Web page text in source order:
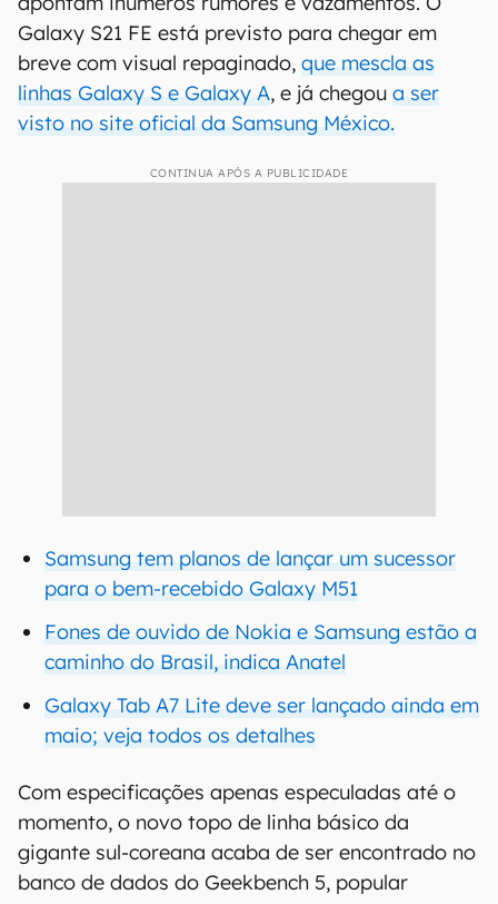
Galaxy S21 FE está previsto para chegar em
breve com visual repaginado, que mescla as
linhas Galaxy S e Galaxy A, e já chegou a ser
visto no site oficial da Samsung México.
CONTINUA APÓS A PUBLICIDADE
Samsung tem planos de lançar um sucessor
para o bem-recebido Galaxy M51
Fones de ouvido de Nokia e Samsung estão a
caminho do Brasil, indica Anatel
Galaxy Tab A7 Lite deve ser lançado ainda em
maio; veja todos os detalhes
Com especificações apenas especuladas até o
momento, o novo topo de linha básico da
gigante sul-coreana acaba de ser encontrado no
banco de dados do Geekbench 5, popular